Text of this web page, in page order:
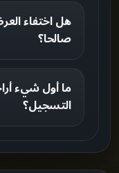
هل اختفاء
صالحا؟
ما أول شيء
التسجيل؟